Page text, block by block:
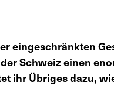
eingeschränkten
Schweiz einen
ihr Übriges dazu,